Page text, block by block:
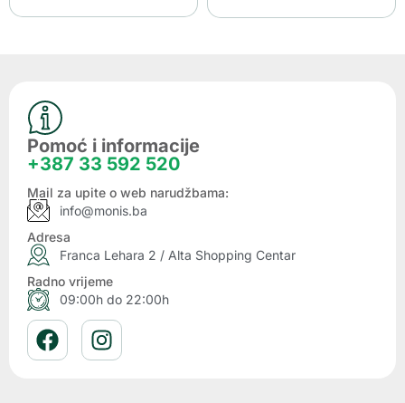
Pomoć i informacije
+387 33 592 520
Mail za upite o web narudžbama:
info@monis.ba
Adresa
Franca Lehara 2 / Alta Shopping Centar
Radno vrijeme
09:00h do 22:00h